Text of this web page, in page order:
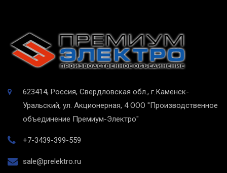
623414, Россия, Свердловская обл., г.Каменск-
Уральский, ул. Акционерная, 4 ООО "Производственное
объединение Премиум-Электро"
+7-3439-399-559
sale@prelektro.ru